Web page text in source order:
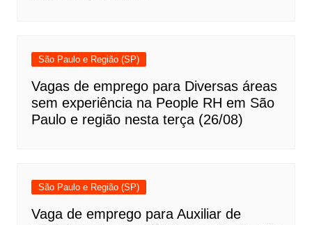
São Paulo e Região (SP)
Vagas de emprego para Diversas áreas
sem experiência na People RH em São
Paulo e região nesta terça (26/08)
São Paulo e Região (SP)
Vaga de emprego para Auxiliar de